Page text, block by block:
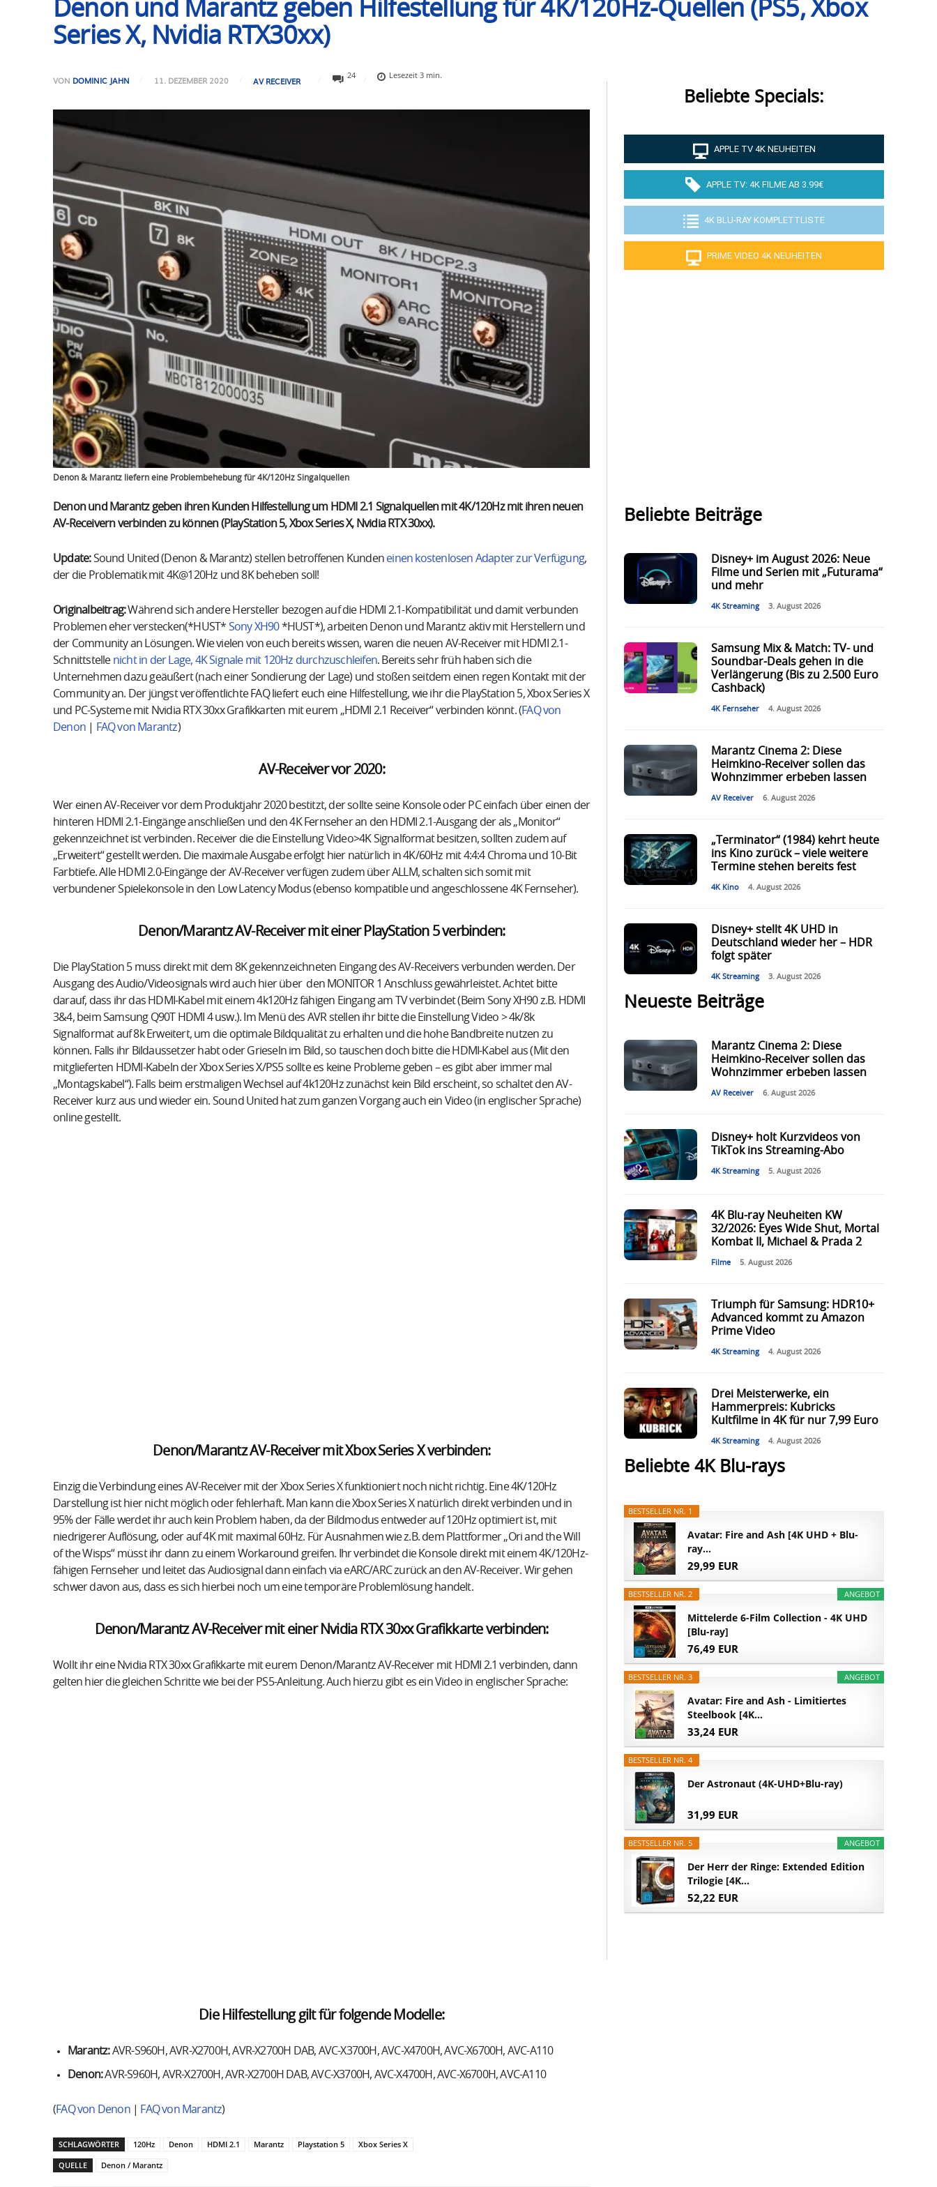
Denon und Marantz geben Hilfestellung für 4K/120Hz-Quellen (PS5, Xbox
Series X, Nvidia RTX30xx)
VON DOMINIC JAHN 11. DEZEMBER 2020 AV RECEIVER
24 Lesezeit3 min.
Denon & Marantz liefern eine Problembehebung für 4K/120Hz Singalquellen
Denon und Marantz geben ihren Kunden Hilfestellung um HDMI 2.1 Signalquellen mit 4K/120Hz mit ihren neuen
AV-Receivern verbinden zu können (PlayStation 5, Xbox Series X, Nvidia RTX 30xx).
Update:Sound United (Denon & Marantz) stellen betroffenen Kunden einen kostenlosen Adapter zur Verfügung,
der die Problematik mit 4K@120Hz und 8K beheben soll!
Originalbeitrag:Während sich andere Hersteller bezogen auf die HDMI 2.1-Kompatibilität und damit verbunden
Problemen eher verstecken(*HUST* Sony XH90*HUST*), arbeiten Denon und Marantz aktiv mit Herstellern und
der Community an Lösungen. Wie vielen von euch bereits wissen, waren die neuen AV-Receiver mit HDMI 2.1-
Schnittstelle nicht in der Lage, 4K Signale mit 120Hz durchzuschleifen. Bereits sehr früh haben sich die
Unternehmen dazu geäußert (nach einer Sondierung der Lage) und stoßen seitdem einen regen Kontakt mit der
Community an. Der jüngst veröffentlichte FAQ liefert euch eine Hilfestellung, wie ihr die PlayStation 5, Xbox Series X
und PC-Systeme mit Nvidia RTX 30xx Grafikkarten mit eurem „HDMI 2.1 Receiver“ verbinden könnt. (FAQ von
Denon
FAQ von Marantz)
AV-Receiver vor 2020:
Wer einen AV-Receiver vor dem Produktjahr 2020 bestitzt, der sollte seine Konsole oder PC einfach über einen der
hinteren HDMI 2.1-Eingänge anschließen und den 4K Fernseher an den HDMI 2.1-Ausgang der als „Monitor“
gekennzeichnet ist verbinden. Receiver die die Einstellung Video>4K Signalformat besitzen, sollten zudem auf
„Erweitert“ gestellt werden. Die maximale Ausgabe erfolgt hier natürlich in 4K/60Hz mit 4:4:4 Chroma und 10-Bit
Farbtiefe. Alle HDMI 2.0-Eingänge der AV-Receiver verfügen zudem über ALLM, schalten sich somit mit
verbundener Spielekonsole in den Low Latency Modus (ebenso kompatible und angeschlossene 4K Fernseher).
Denon/Marantz AV-Receiver mit einer PlayStation 5 verbinden:
Die PlayStation 5 muss direkt mit dem 8K gekennzeichneten Eingang des AV-Receivers verbunden werden. Der
Ausgang des Audio/Videosignals wird auch hier über den MONITOR 1 Anschluss gewährleistet. Achtet bitte
darauf, dass ihr das HDMI-Kabel mit einem 4k120Hz fähigen Eingang am TV verbindet (Beim Sony XH90 z.B. HDMI
3&4, beim Samsung Q90T HDMI 4 usw.). Im Menü des AVR stellen ihr bitte die Einstellung Video > 4k/8k
Signalformat auf 8k Erweitert, um die optimale Bildqualität zu erhalten und die hohe Bandbreite nutzen zu
können. Falls ihr Bildaussetzer habt oder Grieseln im Bild, so tauschen doch bitte die HDMI-Kabel aus (Mit den
mitglieferten HDMI-Kabeln der Xbox Series X/PS5 sollte es keine Probleme geben – es gibt aber immer mal
„Montagskabel“). Falls beim erstmaligen Wechsel auf 4k120Hz zunächst kein Bild erscheint, so schaltet den AV-
Receiver kurz aus und wieder ein. Sound United hat zum ganzen Vorgang auch ein Video (in englischer Sprache)
online gestellt.
Denon/Marantz AV-Receiver mit Xbox Series X verbinden:
Einzig die Verbindung eines AV-Receiver mit der Xbox Series X funktioniert noch nicht richtig. Eine 4K/120Hz
Darstellung ist hier nicht möglich oder fehlerhaft. Man kann die Xbox Series X natürlich direkt verbinden und in
95% der Fälle werdet ihr auch kein Problem haben, da der Bildmodus entweder auf 120Hz optimiert ist, mit
niedrigerer Auflösung, oder auf 4K mit maximal 60Hz. Für Ausnahmen wie z.B. dem Plattformer „Ori and the Will
of the Wisps“ müsst ihr dann zu einem Workaround greifen. Ihr verbindet die Konsole direkt mit einem 4K/120Hz-
fähigen Fernseher und leitet das Audiosignal dann einfach via eARC/ARC zurück an den AV-Receiver. Wir gehen
schwer davon aus, dass es sich hierbei noch um eine temporäre Problemlösung handelt.
Denon/Marantz AV-Receiver mit einer Nvidia RTX 30xx Grafikkarte verbinden:
Wollt ihr eine Nvidia RTX 30xx Grafikkarte mit eurem Denon/Marantz AV-Receiver mit HDMI 2.1 verbinden, dann
gelten hier die gleichen Schritte wie bei der PS5-Anleitung. Auch hierzu gibt es ein Video in englischer Sprache:
Die Hilfestellung gilt für folgende Modelle:
Marantz:AVR-S960H, AVR-X2700H, AVR-X2700H DAB, AVC-X3700H, AVC-X4700H, AVC-X6700H, AVC-A110
Denon:AVR-S960H, AVR-X2700H, AVR-X2700H DAB, AVC-X3700H, AVC-X4700H, AVC-X6700H, AVC-A110
(FAQ von Denon| FAQ von Marantz)
SCHLAGWÖRTER 120Hz Denon HDMI 2.1 Marantz Playstation 5
Xbox Series X
QUELLE
Denon / Marantz
Beliebte Specials:
APPLE TV 4K NEUHEITEN
APPLE TV: 4K FILME AB 3.99€
4K BLU-RAY KOMPLETTLISTE
PRIME VIDEO 4K NEUHEITEN
Beliebte Beiträge
Disney+ im August 2026: Neue
Filme und Serien mit „Futurama“
und mehr
4K Streaming 3. August 2026
Samsung Mix & Match: TV- und
Soundbar-Deals gehen in die
Verlängerung (Bis zu 2.500 Euro
Cashback)
4K Fernseher 4. August 2026
Marantz Cinema 2: Diese
Heimkino-Receiver sollen das
Wohnzimmer erbeben lassen
AV Receiver 6. August 2026
„Terminator“ (1984) kehrt heute
ins Kino zurück – viele weitere
Termine stehen bereits fest
4K Kino 4. August 2026
Disney+ stellt 4K UHD in
Deutschland wieder her – HDR
folgt später
4K Streaming 3. August 2026
Neueste Beiträge
Marantz Cinema 2: Diese
Heimkino-Receiver sollen das
Wohnzimmer erbeben lassen
AV Receiver 6. August 2026
Disney+ holt Kurzvideos von
TikTok ins Streaming-Abo
4K Streaming 5. August 2026
4K Blu-ray Neuheiten KW
32/2026: Eyes Wide Shut, Mortal
Kombat II, Michael & Prada 2
Filme 5. August 2026
Triumph für Samsung: HDR10+
Advanced kommt zu Amazon
Prime Video
4K Streaming 4. August 2026
Drei Meisterwerke, ein
Hammerpreis: Kubricks
Kultfilme in 4K für nur 7,99 Euro
4K Streaming 4. August 2026
Beliebte 4K Blu-rays
BESTSELLER NR. 1
Avatar: Fire and Ash [4K UHD + Blu-
ray...
29,99 EUR
ANGEBOT
BESTSELLER NR. 2
Mittelerde 6-Film Collection - 4K UHD
[Blu-ray]
76,49 EUR
ANGEBOT
BESTSELLER NR. 3
Avatar: Fire and Ash - Limitiertes
Steelbook [4K...
33,24 EUR
BESTSELLER NR. 4
Der Astronaut (4K-UHD+Blu-ray)
31,99 EUR
ANGEBOT
BESTSELLER NR. 5
Der Herr der Ringe: Extended Edition
Trilogie [4K...
52,22 EUR